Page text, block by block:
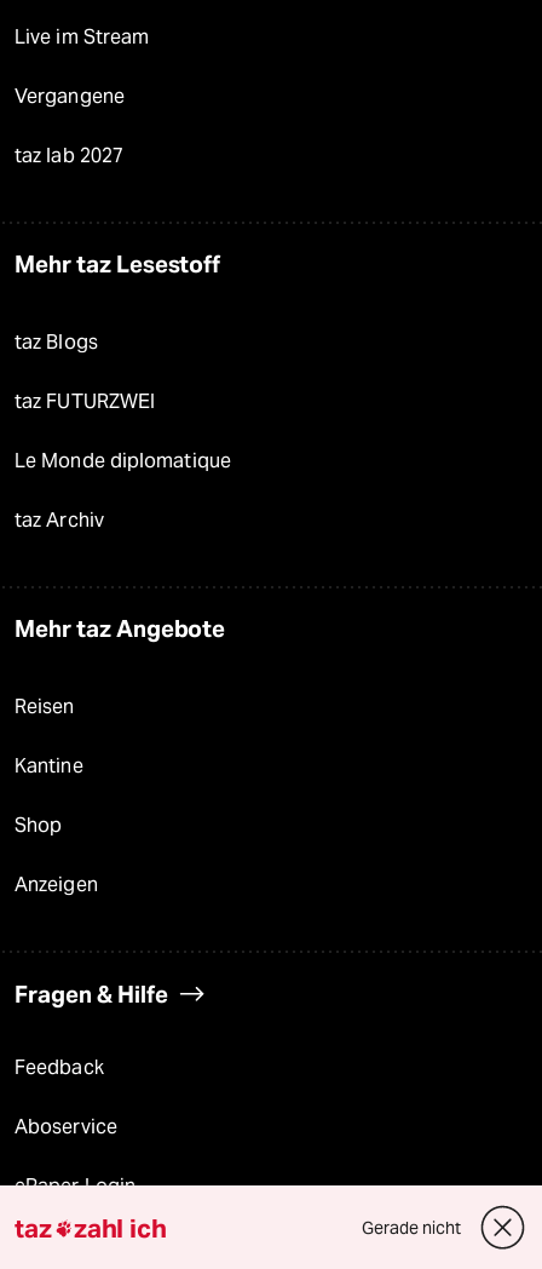
Live im Stream
Vergangene
taz lab 2027
Mehr taz Lesestoff
taz Blogs
taz FUTURZWEI
Le Monde diplomatique
taz Archiv
Mehr taz Angebote
Reisen
Kantine
Shop
Anzeigen
Fragen & Hilfe
Feedback
Aboservice
ePaper Login
Downloads für Abonnierende
taz zahl ich Gerade nicht